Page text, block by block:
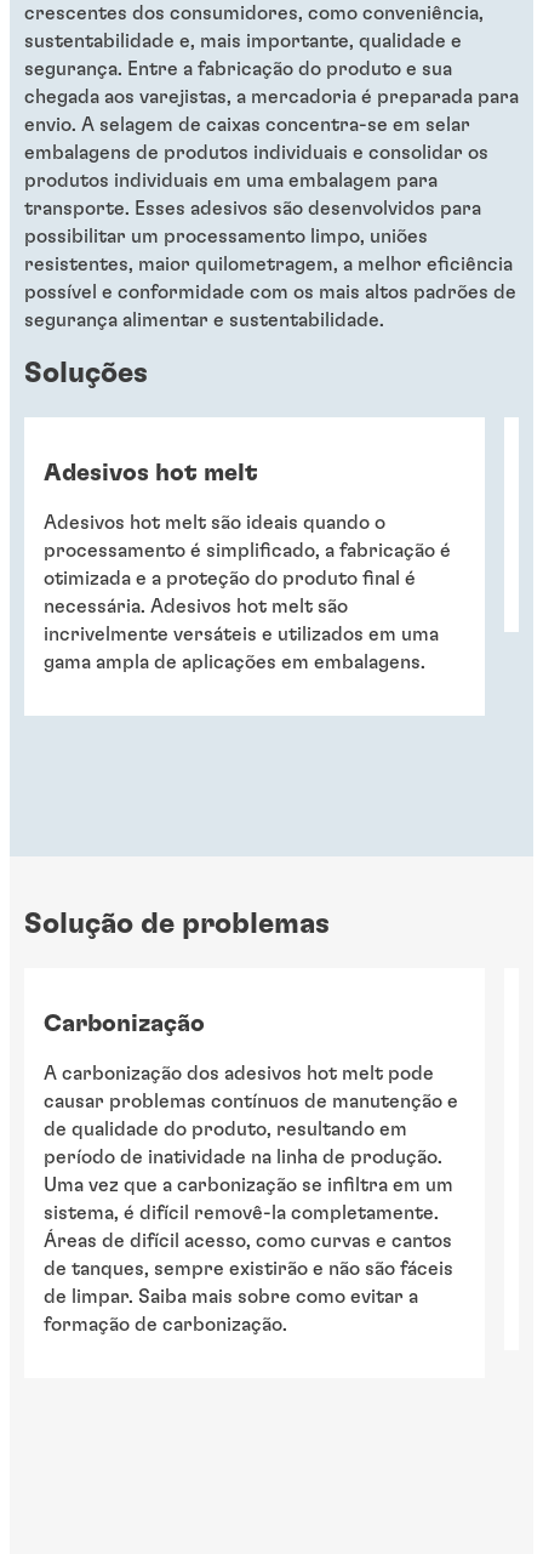
crescentes dos consumidores, como conveniência,
sustentabilidade e, mais importante, qualidade e
segurança. Entre a fabricação do produto e sua
chegada aos varejistas, a mercadoria é preparada para
envio. A selagem de caixas concentra-se em selar
embalagens de produtos individuais e consolidar os
produtos individuais em uma embalagem para
transporte. Esses adesivos são desenvolvidos para
possibilitar um processamento limpo, uniões
resistentes, maior quilometragem, a melhor eficiência
possível e conformidade com os mais altos padrões de
segurança alimentar e sustentabilidade.
Soluções
Adesivos hot melt
Adesivos hot melt são ideais quando o
processamento é simplificado, a fabricação é
otimizada e a proteção do produto final é
necessária. Adesivos hot melt são
incrivelmente versáteis e utilizados em uma
gama ampla de aplicações em embalagens.
Solução de problemas
Carbonização
A carbonização dos adesivos hot melt pode
causar problemas contínuos de manutenção e
de qualidade do produto, resultando em
período de inatividade na linha de produção.
Uma vez que a carbonização se infiltra em um
sistema, é difícil removê-la completamente.
Áreas de difícil acesso, como curvas e cantos
de tanques, sempre existirão e não são fáceis
de limpar. Saiba mais sobre como evitar a
formação de carbonização.